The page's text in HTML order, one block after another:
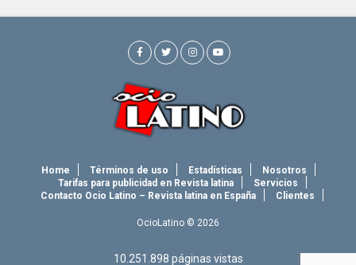
Home Términos de uso Estadísticas
Nosotros
Tarifas para publicidad en Revista latina
Servicios
Contacto Ocio Latino – Revista latina en España
Clientes
OcioLatino © 2026
10.251.898 páginas vistas